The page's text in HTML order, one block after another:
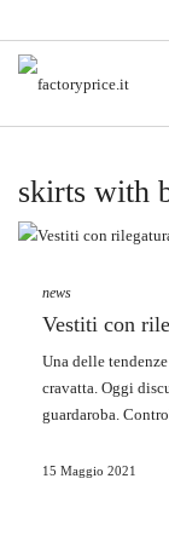
skirts with
news
Vestiti con
Una delle
cravatta. Oggi
guardaroba.
Prima di iniziare a
15 Maggio 2021